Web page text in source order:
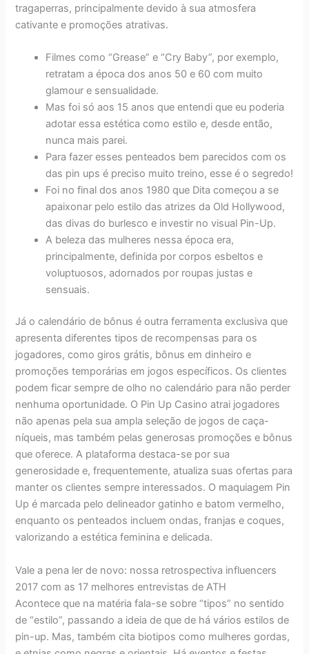
tragaperras, principalmente devido à sua atmosfera
cativante e promoções atrativas.
Filmes como “Grease” e “Cry Baby”, por exemplo,
retratam a época dos anos 50 e 60 com muito
glamour e sensualidade.
Mas foi só aos 15 anos que entendi que eu poderia
adotar essa estética como estilo e, desde então,
nunca mais parei.
Para fazer esses penteados bem parecidos com os
das pin ups é preciso muito treino, esse é o segredo!
Foi no final dos anos 1980 que Dita começou a se
apaixonar pelo estilo das atrizes da Old Hollywood,
das divas do burlesco e investir no visual Pin-Up.
A beleza das mulheres nessa época era,
principalmente, definida por corpos esbeltos e
voluptuosos, adornados por roupas justas e
sensuais.
Já o calendário de bônus é outra ferramenta exclusiva que
apresenta diferentes tipos de recompensas para os
jogadores, como giros grátis, bônus em dinheiro e
promoções temporárias em jogos específicos. Os clientes
podem ficar sempre de olho no calendário para não perder
nenhuma oportunidade. O Pin Up Casino atrai jogadores
não apenas pela sua ampla seleção de jogos de caça-
níqueis, mas também pelas generosas promoções e bônus
que oferece. A plataforma destaca-se por sua
generosidade e, frequentemente, atualiza suas ofertas para
manter os clientes sempre interessados. O maquiagem Pin
Up é marcada pelo delineador gatinho e batom vermelho,
enquanto os penteados incluem ondas, franjas e coques,
valorizando a estética feminina e delicada.
Vale a pena ler de novo: nossa retrospectiva influencers
2017 com as 17 melhores entrevistas de ATH
Acontece que na matéria fala-se sobre “tipos” no sentido
de “estilo”, passando a ideia de que de há vários estilos de
pin-up. Mas, também cita biotipos como mulheres gordas,